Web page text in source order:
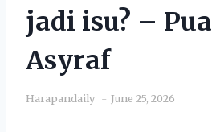
jadi isu? –
Asyraf
Harapandaily June 25, 2026